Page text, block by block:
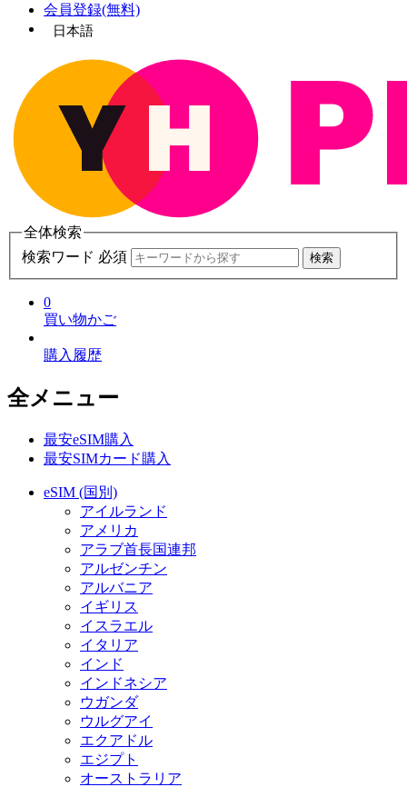
会員登録(無料)
日本語
全体検索
検索ワード 必須
検索
0
買い物かご
購入履歴
全メニュー
最安eSIM購入
最安SIMカード購入
eSIM (国別)
アイルランド
アメリカ
アラブ首長国連邦
アルゼンチン
アルバニア
イギリス
イスラエル
イタリア
インド
インドネシア
ウガンダ
ウルグアイ
エクアドル
エジプト
オーストラリア